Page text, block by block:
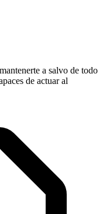
a salvo de todo
de actuar al